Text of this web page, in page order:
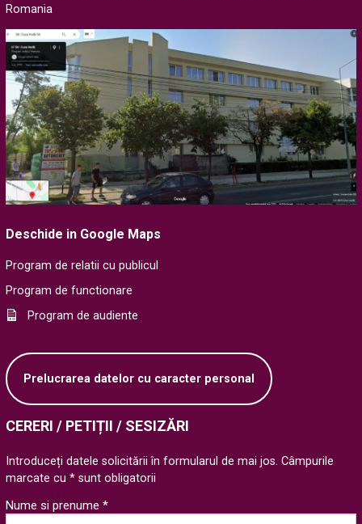
Romania
Deschide in Google Maps
Program de relatii cu publicul
Program de functionare
Program de audiente
Prelucrarea datelor cu caracter personal
CERERI / PETIȚII / SESIZĂRI
Introduceți datele solicitării în formularul de mai jos. Câmpurile
marcate cu * sunt obligatorii
Nume si prenume *